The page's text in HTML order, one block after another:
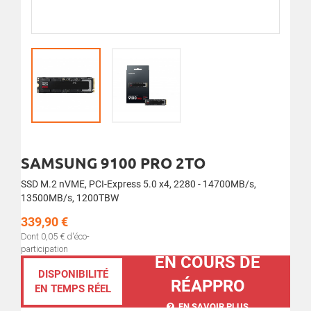
SAMSUNG 9100 PRO 2TO
SSD M.2 nVME, PCI-Express 5.0 x4, 2280 - 14700MB/s,
13500MB/s, 1200TBW
339,90 €
Dont 0,05 € d'éco-
participation
DISPONIBILITÉ
EN TEMPS RÉEL
EN COURS DE
RÉAPPRO
EN SAVOIR PLUS